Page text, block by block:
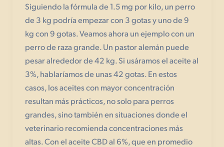
Siguiendo la fórmula de 1.5 mg por kilo, un perro
de 3 kg podría empezar con 3 gotas y uno de 9
kg con 9 gotas. Veamos ahora un ejemplo con un
perro de raza grande. Un pastor alemán puede
pesar alrededor de 42 kg. Si usáramos el aceite al
3%, hablaríamos de unas 42 gotas. En estos
casos, los aceites con mayor concentración
resultan más prácticos, no solo para perros
grandes, sino también en situaciones donde el
veterinario recomienda concentraciones más
altas. Con el aceite CBD al 6%, que en promedio